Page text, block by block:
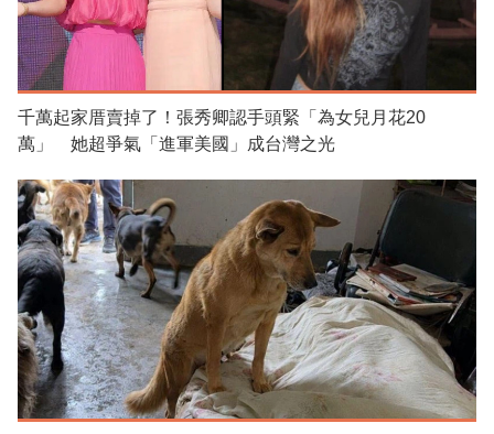
千萬起家厝賣掉了！張秀卿認手頭緊「為女兒月花20
萬」 她超爭氣「進軍美國」成台灣之光